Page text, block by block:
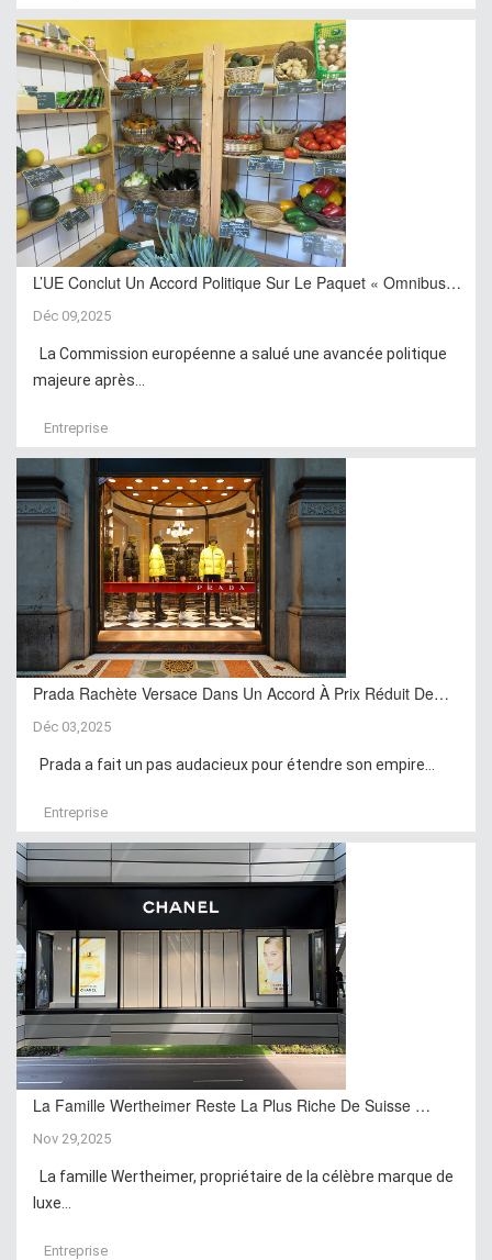
L’UE Conclut Un Accord Politique Sur Le Paquet « Omnibus…
Déc 09,2025
La Commission européenne a salué une avancée politique
majeure après...
Entreprise
Prada Rachète Versace Dans Un Accord À Prix Réduit De…
Déc 03,2025
Prada a fait un pas audacieux pour étendre son empire...
Entreprise
La Famille Wertheimer Reste La Plus Riche De Suisse …
Nov 29,2025
La famille Wertheimer, propriétaire de la célèbre marque de
luxe...
Entreprise